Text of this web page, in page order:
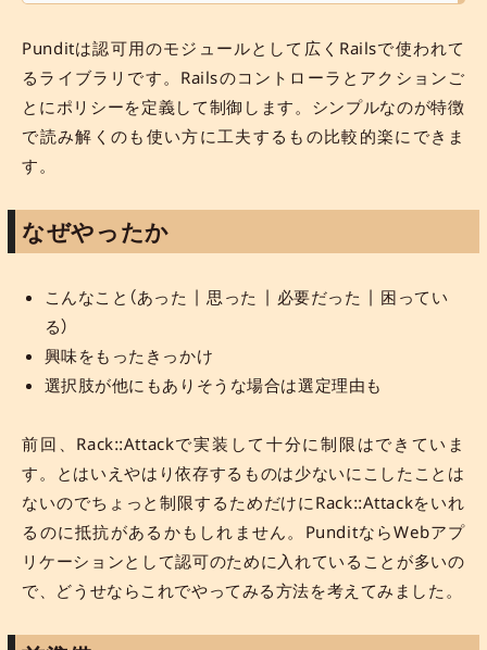
Punditは認可用のモジュールとして広くRailsで使われて
るライブラリです。Railsのコントローラとアクションご
とにポリシーを定義して制御します。シンプルなのが特徴
で読み解くのも使い方に工夫するもの比較的楽にできま
す。
なぜやったか
こんなこと（あった | 思った | 必要だった | 困ってい
る）
興味をもったきっかけ
選択肢が他にもありそうな場合は選定理由も
前回、Rack::Attackで実装して十分に制限はできていま
す。とはいえやはり依存するものは少ないにこしたことは
ないのでちょっと制限するためだけにRack::Attackをいれ
るのに抵抗があるかもしれません。PunditならWebアプ
リケーションとして認可のために入れていることが多いの
で、どうせならこれでやってみる方法を考えてみました。